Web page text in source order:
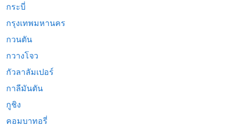
กระบี่
กรุงเทพมหานคร
กวนตัน
กวางโจว
กัวลาลัมเปอร์
กาลีมันตัน
กูชิง
คอมบาทอรี่